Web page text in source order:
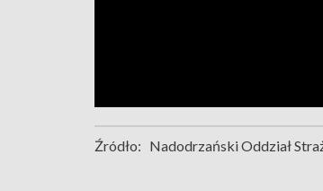
Źródło: Nadodrzański Oddział